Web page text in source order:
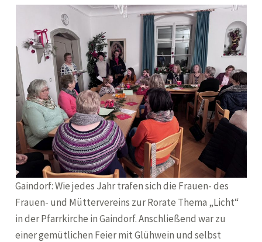
Gaindorf: Wie jedes Jahr trafen sich die Frauen- des
Frauen- und Müttervereins zur Rorate Thema „Licht“
in der Pfarrkirche in Gaindorf. Anschließend war zu
einer gemütlichen Feier mit Glühwein und selbst